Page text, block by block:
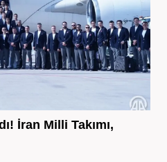
İran Milli Takımı,